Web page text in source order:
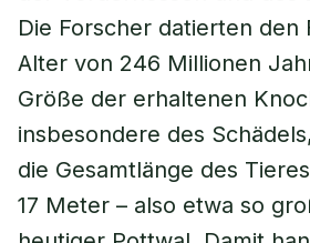
Die Forscher datierten den
Alter von 246 Millionen
Größe der erhaltenen
insbesondere des
die Gesamtlänge des
17 Meter – also etwa so